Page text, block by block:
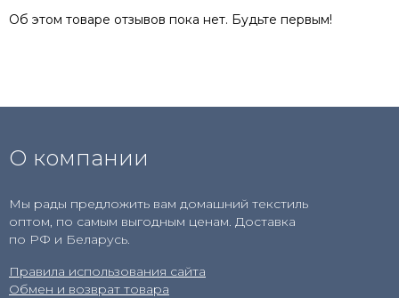
Об этом товаре отзывов пока нет. Будьте первым!
О компании
Мы рады предложить вам домашний текстиль
оптом, по самым выгодным ценам. Доставка
по РФ и Беларусь.
Правила использования сайта
Обмен и возврат товара